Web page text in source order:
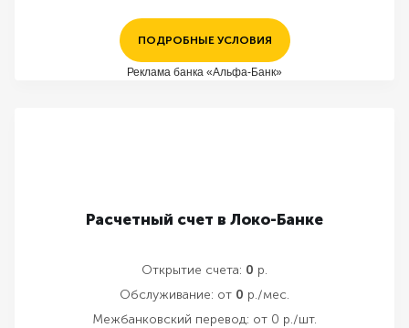
ПОДРОБНЫЕ УСЛОВИЯ
Реклама банка «Альфа-Банк»
Расчетный счет в Локо-Банке
Открытие счета: 0 р.
Обслуживание: от 0 р./мес.
Межбанковский перевод: от 0 р./шт.